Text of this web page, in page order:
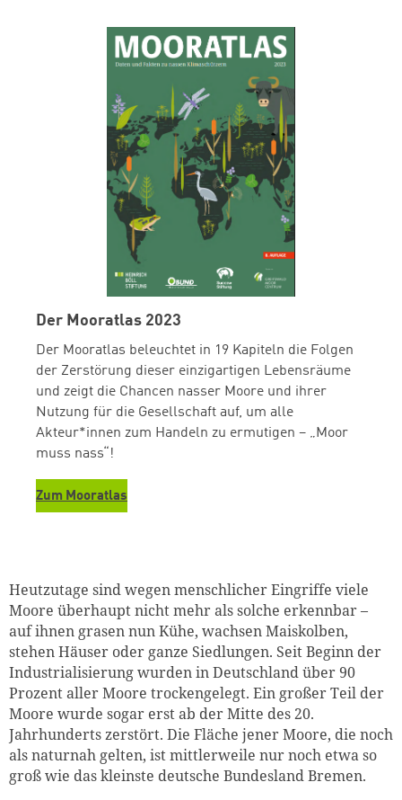
Der Mooratlas 2023
Der Mooratlas beleuchtet in 19 Kapiteln die Folgen
der Zerstörung dieser einzigartigen Lebensräume
und zeigt die Chancen nasser Moore und ihrer
Nutzung für die Gesellschaft auf, um alle
Akteur*innen zum Handeln zu ermutigen – „Moor
muss nass“!
Zum Mooratlas
Heutzutage sind wegen menschlicher Eingriffe viele
Moore überhaupt nicht mehr als solche erkennbar –
auf ihnen grasen nun Kühe, wachsen Maiskolben,
stehen Häuser oder ganze Siedlungen. Seit Beginn der
Industrialisierung wurden in Deutschland über 90
Prozent aller Moore trockengelegt. Ein großer Teil der
Moore wurde sogar erst ab der Mitte des 20.
Jahrhunderts zerstört. Die Fläche jener Moore, die noch
als naturnah gelten, ist mittlerweile nur noch etwa so
groß wie das kleinste deutsche Bundesland Bremen.